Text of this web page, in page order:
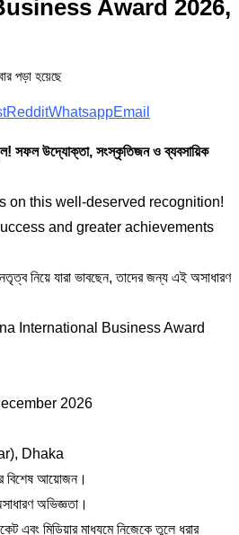
Award 2026,
পড়া হয়েছে
RedditWhatsappEmail
সফল উদ্যোক্তা, সংস্কৃতিজন ও ব্যবসায়িক
on this well-deserved recognition!
and greater achievements
নিয়ে যারা ভাবছেন, তাদের জন্য এই অসাধারণ
International Business Award
2026
Dhaka
বিশেষ আয়োজন।
অভিজ্ঞতা।
এবং মিডিয়ার মাধ্যমে নিজেকে তুলে ধরার